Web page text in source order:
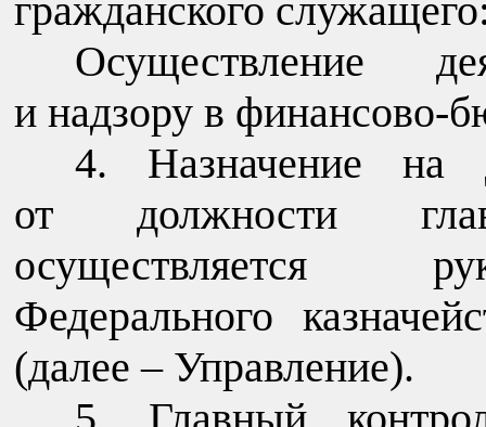
гражданского
Осуществление
и надзору в финансово-
4. Назначение на
от должности
осуществляется
Федерального
(далее – Управление).